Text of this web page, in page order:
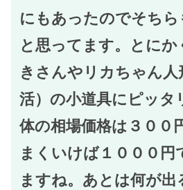
にもあったのでそちら
と思ってます。とに
きさんやリカちゃん人
活）の小道具にピッタ
体の相場価格は３００
まくいけば１０００円
ますね。あとは何が